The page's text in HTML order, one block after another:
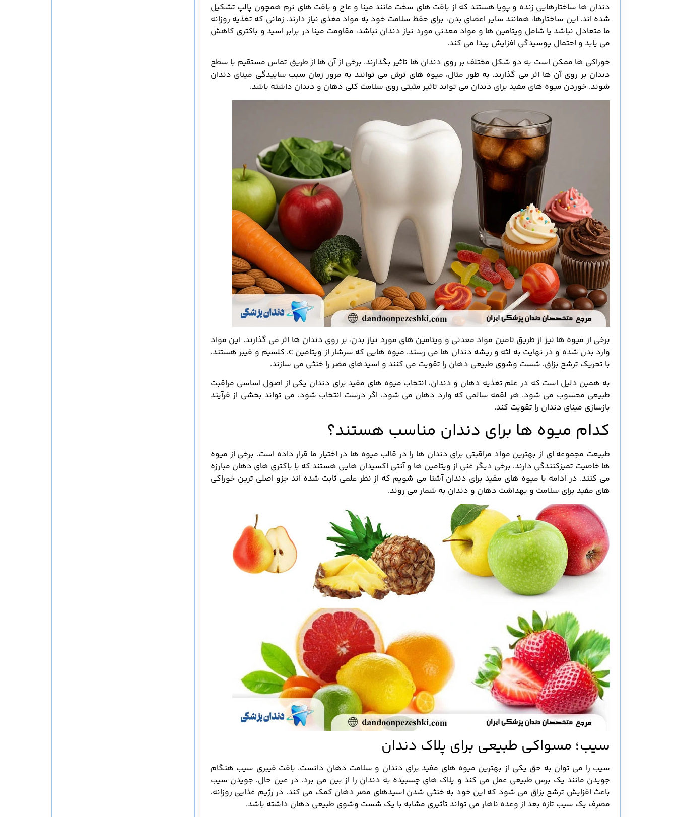
دندان ها ساختارهایی زنده و پویا هستند که از بافت های سخت مانند مینا و عاج و بافت های نرم همچون پالپ تشکیل
شده اند. این ساختارها، همانند سایر اعضای بدن، برای حفظ سلامت خود به مواد مغذی نیاز دارند. زمانی که تغذیه روزانه
ما متعادل نباشد یا شامل ویتامین ها و مواد معدنی مورد نیاز دندان نباشد، مقاومت مینا در برابر اسید و باکتری کاهش
می یابد و احتمال پوسیدگی افزایش پیدا می کند.
خوراکی ها ممکن است به دو شکل مختلف بر روی دندان ها تاثیر بگذارند. برخی از آن ها از طریق تماس مستقیم با سطح
دندان بر روی آن ها اثر می گذارند. به طور مثال، میوه های ترش می توانند به مرور زمان سبب ساییدگی مینای دندان
شوند. خوردن میوه های مفید برای دندان می تواند تاثیر مثبتی روی سلامت کلی دهان و دندان داشته باشد.
برخی از میوه ها نیز از طریق تامین مواد معدنی و ویتامین های مورد نیاز بدن، بر روی دندان ها اثر می گذارند. این مواد
وارد بدن شده و در نهایت به لثه و ریشه دندان ها می رسند. میوه هایی که سرشار از ویتامین C، کلسیم و فیبر هستند،
با تحریک ترشح بزاق، شست وشوی طبیعی دهان را تقویت می کنند و اسیدهای مضر را خنثی می سازند.
به همین دلیل است که در علم تغذیه دهان و دندان، انتخاب میوه های مفید برای دندان یکی از اصول اساسی مراقبت
طبیعی محسوب می شود. هر لقمه سالمی که وارد دهان می شود، اگر درست انتخاب شود، می تواند بخشی از فرآیند
بازسازی مینای دندان را تقویت کند.
کدام میوه ها برای دندان مناسب هستند؟
طبیعت مجموعه ای از بهترین مواد مراقبتی برای دندان ها را در قالب میوه ها در اختیار ما قرار داده است. برخی از میوه
ها خاصیت تمیزکنندگی دارند، برخی دیگر غنی از ویتامین ها و آنتی اکسیدان هایی هستند که با باکتری های دهان مبارزه
می کنند. در ادامه با میوه های مفید برای دندان آشنا می شویم که از نظر علمی ثابت شده اند جزو اصلی ترین خوراکی
های مفید برای سلامت و بهداشت دهان و دندان به شمار می روند.
سیب؛ مسواکی طبیعی برای پلاک دندان
سیب را می توان به حق یکی از بهترین میوه های مفید برای دندان و سلامت دهان دانست. بافت فیبری سیب هنگام
جویدن مانند یک برس طبیعی عمل می کند و پلاک های چسبیده به دندان را از بین می برد. در عین حال، جویدن سیب
باعث افزایش ترشح بزاق می شود که این خود به خنثی شدن اسیدهای مضر دهان کمک می کند. در رژیم غذایی روزانه،
مصرف یک سیب تازه بعد از وعده ناهار می تواند تأثیری مشابه با یک شست وشوی طبیعی دهان داشته باشد.